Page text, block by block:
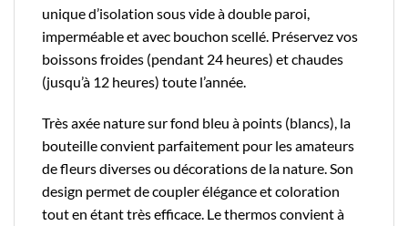
unique d’isolation sous vide à double paroi,
imperméable et avec bouchon scellé. Préservez vos
boissons froides (pendant 24 heures) et chaudes
(jusqu’à 12 heures) toute l’année.
Très axée nature sur fond bleu à points (blancs), la
bouteille convient parfaitement pour les amateurs
de fleurs diverses ou décorations de la nature. Son
design permet de coupler élégance et coloration
tout en étant très efficace. Le thermos convient à